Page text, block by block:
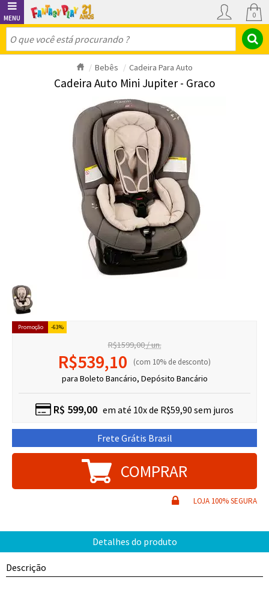
0
Bebês Cadeira Para Auto
Cadeira Auto Mini Jupiter - Graco
R$1599,00/ un.
10% de desconto
para Boleto Bancário, Depósito Bancário
R$539,10
R$ 599,00
63%
10x de R$59,90
Descrição